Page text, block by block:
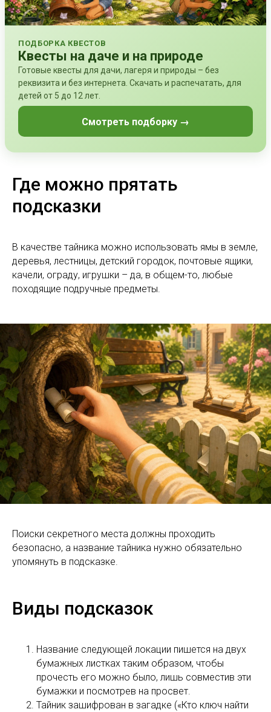
ПОДБОРКА КВЕСТОВ
Квесты на даче и на природе
Готовые квесты для дачи, лагеря и природы – без
реквизита и без интернета. Скачать и распечатать, для
детей от 5 до 12 лет.
Смотреть подборку →
Где можно прятать
подсказки
В качестве тайника можно использовать ямы в земле,
деревья, лестницы, детский городок, почтовые ящики,
качели, ограду, игрушки – да, в общем-то, любые
походящие подручные предметы.
Поиски секретного места должны проходить
безопасно, а название тайника нужно обязательно
упомянуть в подсказке.
Виды подсказок
Название следующей локации пишется на двух
бумажных листках таким образом, чтобы
прочесть его можно было, лишь совместив эти
бумажки и посмотрев на просвет.
Тайник зашифрован в загадке («Кто ключ найти